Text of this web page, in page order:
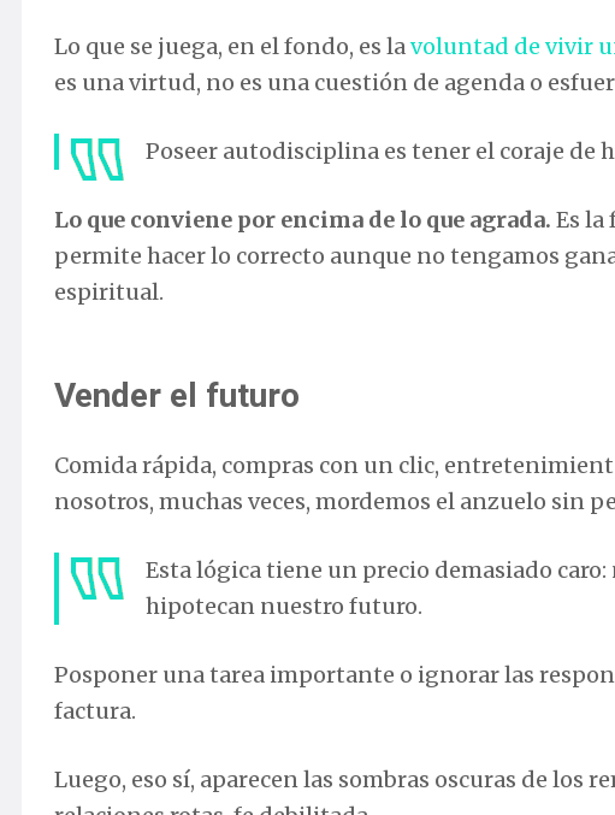
Lo que se juega, en el fondo, es lavoluntad de vivir
es una virtud, no es una cuestión de agenda o
Poseer autodisciplina es tener el coraje de
Lo que conviene por encima de lo que agrada. Es la
permite hacer lo correcto aunque no tengamos
espiritual.
Vender el futuro
Comida rápida, compras con un clic,
nosotros, muchas veces, mordemos el anzuelo sin
Esta lógica tiene un precio demasiado
hipotecan nuestro futuro.
Posponer una tarea importante o ignorar las
factura.
Luego, eso sí, aparecen las sombras oscuras de